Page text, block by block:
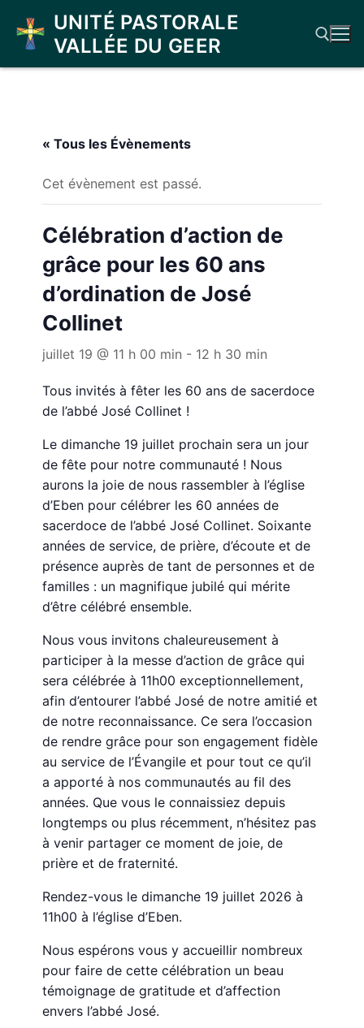
contenu
UNITÉ PASTORALE
VALLÉE DU GEER
« Tous les Évènements
Cet évènement est passé.
Célébration d’action de
grâce pour les 60 ans
d’ordination de José
Collinet
juillet 19 @ 11 h 00 min - 12 h 30 min
Tous invités à fêter les 60 ans de sacerdoce
de l’abbé José Collinet !
Le dimanche 19 juillet prochain sera un jour
de fête pour notre communauté ! Nous
aurons la joie de nous rassembler à l’église
d’Eben pour célébrer les 60 années de
sacerdoce de l’abbé José Collinet. Soixante
années de service, de prière, d’écoute et de
présence auprès de tant de personnes et de
familles : un magnifique jubilé qui mérite
d’être célébré ensemble.
Nous vous invitons chaleureusement à
participer à la messe d’action de grâce qui
sera célébrée à 11h00 exceptionnellement,
afin d’entourer l’abbé José de notre amitié et
de notre reconnaissance. Ce sera l’occasion
de rendre grâce pour son engagement fidèle
au service de l’Évangile et pour tout ce qu’il
a apporté à nos communautés au fil des
années. Que vous le connaissiez depuis
longtemps ou plus récemment, n’hésitez pas
à venir partager ce moment de joie, de
prière et de fraternité.
Rendez-vous le dimanche 19 juillet 2026 à
11h00 à l’église d’Eben.
Nous espérons vous y accueillir nombreux
pour faire de cette célébration un beau
témoignage de gratitude et d’affection
envers l’abbé José.